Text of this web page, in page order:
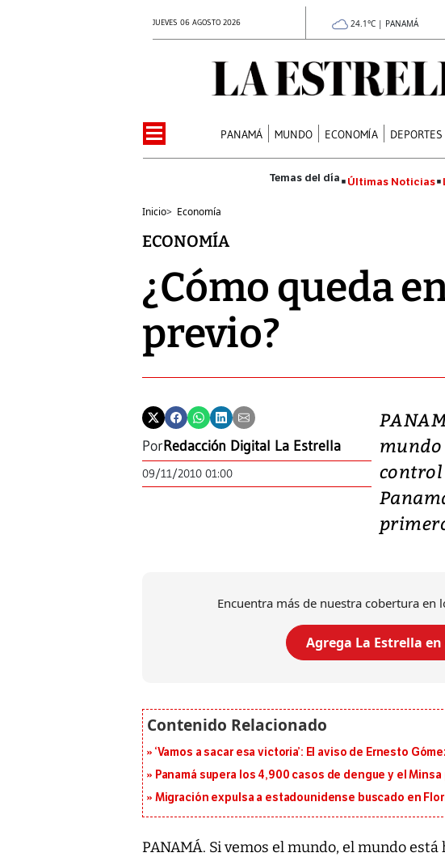
JUEVES 06 AGOSTO 2026 24.1°C | PANAMÁ
PANAMÁ MUNDO ECONOMÍA DEPORTES
Últimas Noticias
Inicio> Economía
ECONOMÍA
¿Cómo queda
previo?
PorRedacción Digital La Estrella
09/11/2010 01:00
Encuentra más de nuestra cobertura en
Agrega La Estrella
‘Vamos a sacar esa victoria’: El aviso de Ernesto
Panamá supera los 4,900 casos de dengue y el
Migración expulsa a estadounidense buscado en
PANAMÁ. Si vemos el mundo, el mundo